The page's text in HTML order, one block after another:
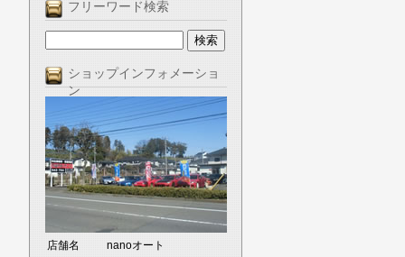
フリーワード検索
ショップインフォメーショ
ン
店舗名 nanoオート